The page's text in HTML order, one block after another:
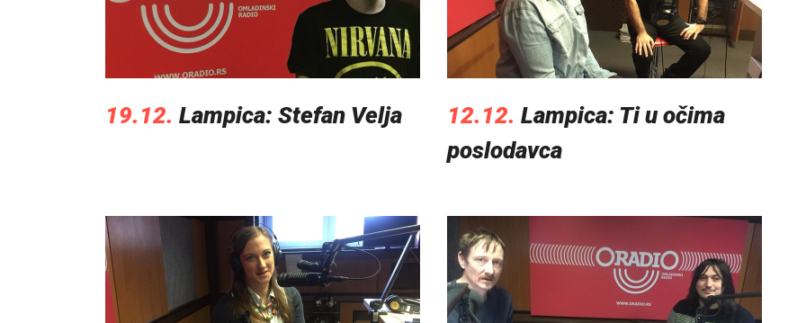
19.12. Lampica: Stefan Velja 12.12. Lampica: Ti u očima
poslodavca